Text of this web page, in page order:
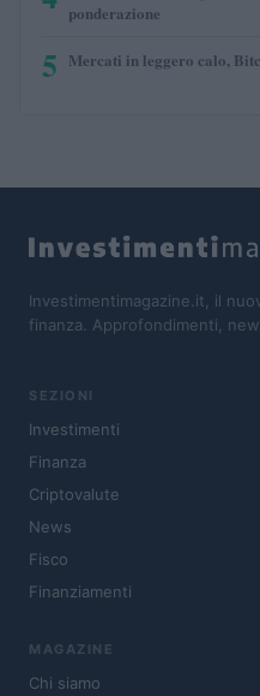
ponderazione
5 Mercati in leggero calo,
Investimentimagazine.it, il
finanza. Approfondimenti,
SEZIONI
Investimenti
Finanza
Criptovalute
News
Fisco
Finanziamenti
MAGAZINE
Chi siamo